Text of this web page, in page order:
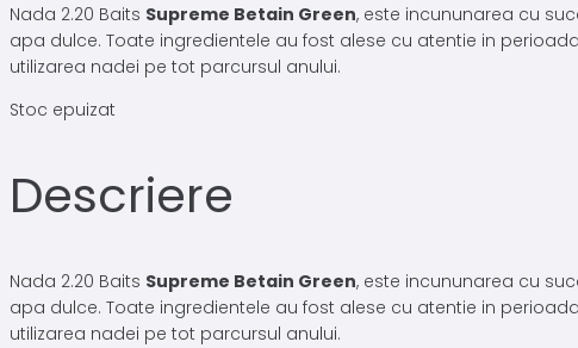
Nada 2.20 Baits Supreme Betain Green, este incununarea cu
apa dulce. Toate ingredientele au fost alese cu atentie in
utilizarea nadei pe tot parcursul anului.
Stoc epuizat
Descriere
Nada 2.20 Baits Supreme Betain Green, este incununarea cu
apa dulce. Toate ingredientele au fost alese cu atentie in
utilizarea nadei pe tot parcursul anului.